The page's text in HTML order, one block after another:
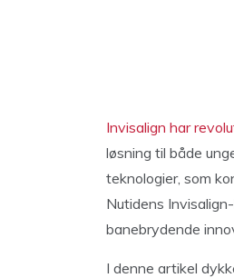
Invisalign har
løsning til både
teknologier, som
Nutidens
banebrydende
I denne artikel